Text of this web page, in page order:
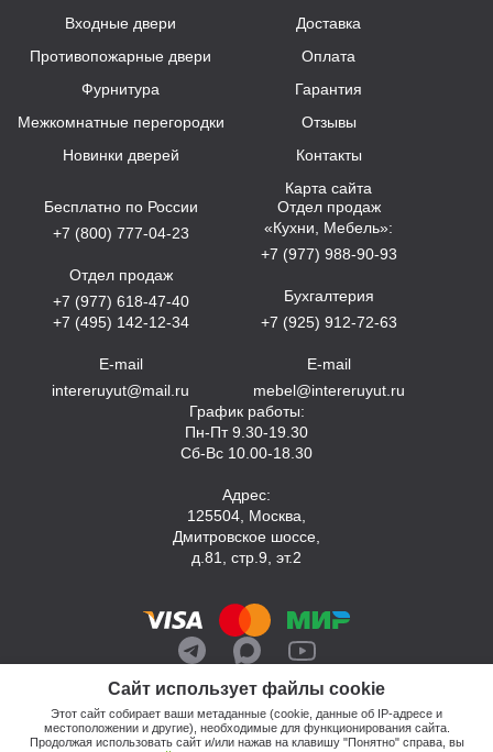
Сайт использует файлы cookie
Этот сайт собирает ваши метаданные (cookie, данные об IP-адресе и
местоположении и другие), необходимые для функционирования сайта.
Продолжая использовать сайт и/или нажав на клавишу "Понятно" справа, вы
Входные двери
Противопожарные двери
Фурнитура
Межкомнатные перегородки
Новинки дверей
Доставка
Оплата
Гарантия
Отзывы
Контакты
Карта сайта
Бесплатно по России
+7 (800) 777-04-23
Отдел продаж
+7 (977) 618-47-40
+7 (495) 142-12-34
E-mail
intereruyut@mail.ru
Отдел продаж
«Кухни, Мебель»:
+7 (977) 988-90-93
Бухгалтерия
+7 (925) 912-72-63
E-mail
mebel@intereruyut.ru
График работы:
Пн-Пт 9.30-19.30
Сб-Вс 10.00-18.30
Адрес:
125504, Москва,
Дмитровское шоссе,
д.81, стр.9, эт.2